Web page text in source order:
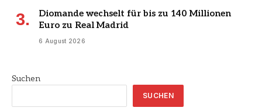
Diomande wechselt für bis zu 140 Millionen
Euro zu Real Madrid
6 August 2026
Suchen
SUCHEN